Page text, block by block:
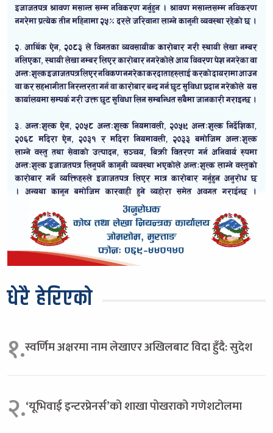
धेरै हेरिएको
१.स्वर्णिम अक्षरमा नाम लेखाएर अखिलबाट विदा हुँदै: सुदेश
२.‘यूभिवाई इन्टरप्रेनर्स’को शाखा पोखराको गणेशटोलमा